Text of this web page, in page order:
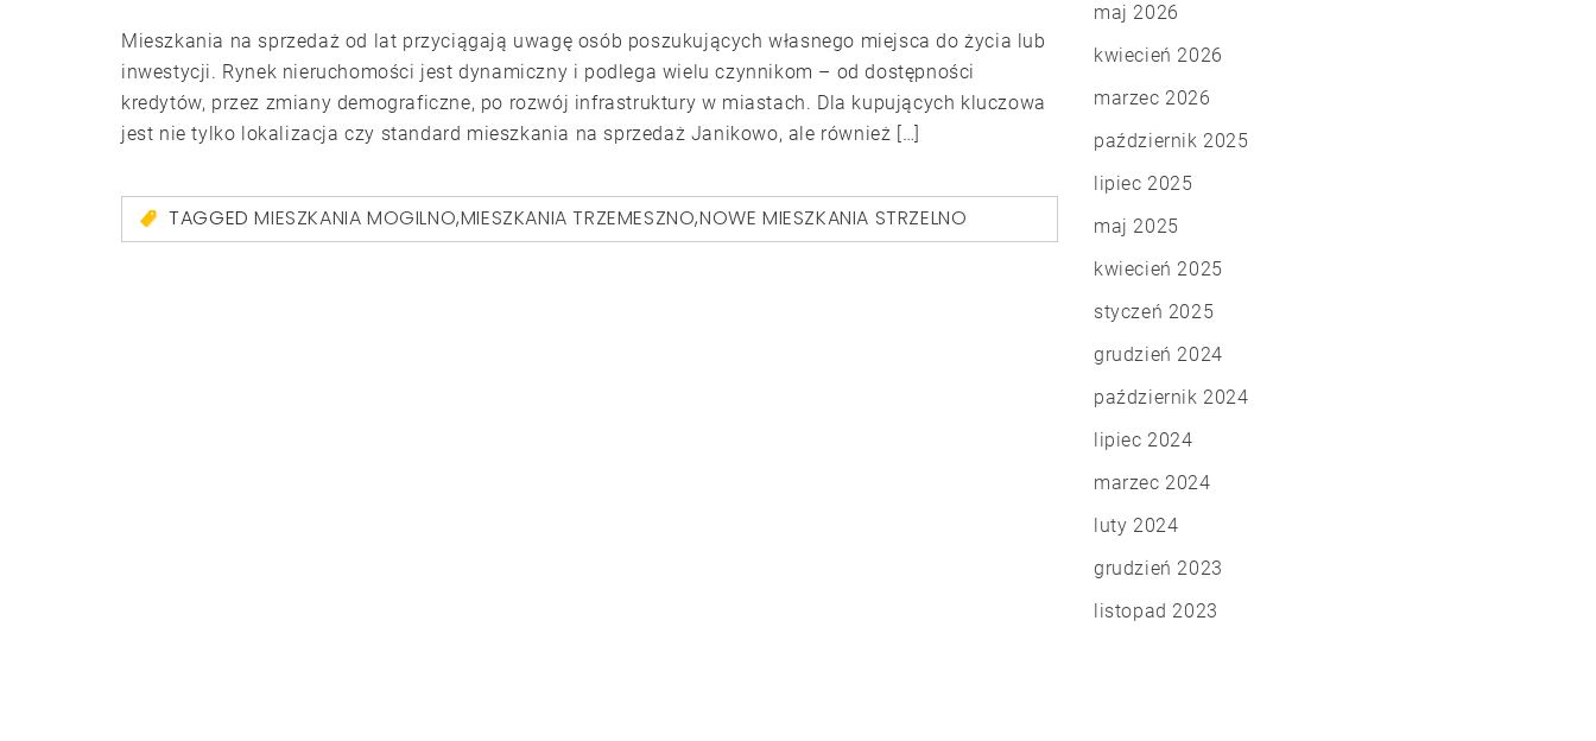
Mieszkania na sprzedaż od lat przyciągają uwagę osób poszukujących własnego miejsca do życia lub
inwestycji. Rynek nieruchomości jest dynamiczny i podlega wielu czynnikom – od dostępności
kredytów, przez zmiany demograficzne, po rozwój infrastruktury w miastach. Dla kupujących kluczowa
jest nie tylko lokalizacja czy standard mieszkania na sprzedaż Janikowo, ale również […]
TAGGEDMIESZKANIA MOGILNO,MIESZKANIA TRZEMESZNO,NOWE MIESZKANIA STRZELNO
maj 2026
kwiecień 2026
marzec 2026
październik 2025
lipiec 2025
maj 2025
kwiecień 2025
styczeń 2025
grudzień 2024
październik 2024
lipiec 2024
marzec 2024
luty 2024
grudzień 2023
listopad 2023